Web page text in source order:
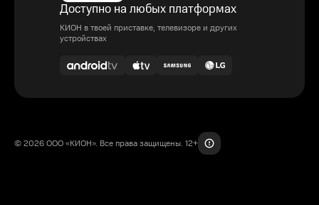
Доступно на любых платформах
КИОН в твоей приставке, телевизоре и других
устройствах
© 2026 ООО «КИОН». Все права защищены. 12+